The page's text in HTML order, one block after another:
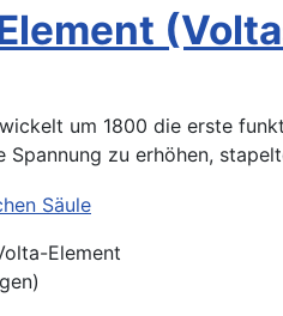
um 1800 die erste
zu erhöhen,
Element